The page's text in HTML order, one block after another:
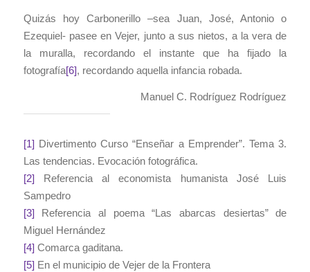
Quizás hoy Carbonerillo –sea Juan, José, Antonio o
Ezequiel- pasee en Vejer, junto a sus nietos, a la vera de
la muralla, recordando el instante que ha fijado la
fotografía[6], recordando aquella infancia robada.
Manuel C. Rodríguez Rodríguez
[1] Divertimento Curso “Enseñar a Emprender”. Tema 3.
Las tendencias. Evocación fotográfica.
[2] Referencia al economista humanista José Luis
Sampedro
[3] Referencia al poema “Las abarcas desiertas” de
Miguel Hernández
[4] Comarca gaditana.
[5] En el municipio de Vejer de la Frontera